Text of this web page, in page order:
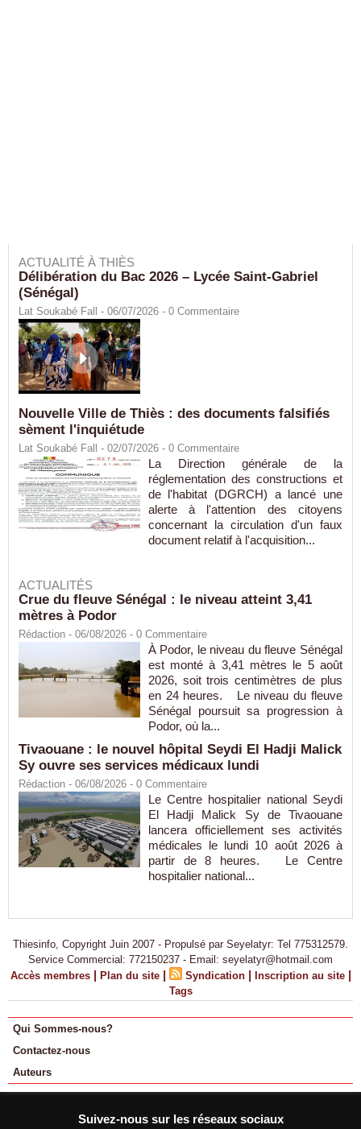
ACTUALITÉ À THIÈS
Délibération du Bac 2026 – Lycée Saint-Gabriel
(Sénégal)
Lat Soukabé Fall - 06/07/2026 - 0 Commentaire
Nouvelle Ville de Thiès : des documents falsifiés
sèment l'inquiétude
Lat Soukabé Fall - 02/07/2026 - 0 Commentaire
La Direction générale de la
réglementation des constructions et
de l'habitat (DGRCH) a lancé une
alerte à l'attention des citoyens
concernant la circulation d'un faux
document relatif à l'acquisition...
ACTUALITÉS
Crue du fleuve Sénégal : le niveau atteint 3,41
mètres à Podor
Rédaction - 06/08/2026 - 0 Commentaire
À Podor, le niveau du fleuve Sénégal
est monté à 3,41 mètres le 5 août
2026, soit trois centimètres de plus
en 24 heures. Le niveau du fleuve
Sénégal poursuit sa progression à
Podor, où la...
Tivaouane : le nouvel hôpital Seydi El Hadji Malick
Sy ouvre ses services médicaux lundi
Rédaction - 06/08/2026 - 0 Commentaire
Le Centre hospitalier national Seydi
El Hadji Malick Sy de Tivaouane
lancera officiellement ses activités
médicales le lundi 10 août 2026 à
partir de 8 heures. Le Centre
hospitalier national...
Thiesinfo, Copyright Juin 2007 - Propulsé par Seyelatyr: Tel 775312579.
Service Commercial: 772150237 - Email: seyelatyr@hotmail.com
Accès membres | Plan du site | Syndication | Inscription au site |
Tags
Qui Sommes-nous?
Contactez-nous
Auteurs
Suivez-nous sur les réseaux sociaux